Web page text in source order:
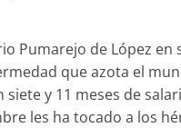
Pumarejo de López
que azota el
y 11 meses de
les ha tocado a los